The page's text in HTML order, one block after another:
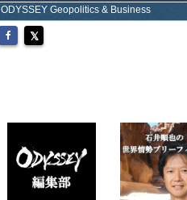
ODYSSEY Geopolitics & Business